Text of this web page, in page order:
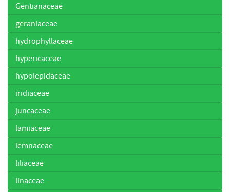
Gentianaceae
geraniaceae
hydrophyllaceae
hypericaceae
hypolepidaceae
iridiaceae
juncaceae
lamiaceae
lemnaceae
liliaceae
linaceae